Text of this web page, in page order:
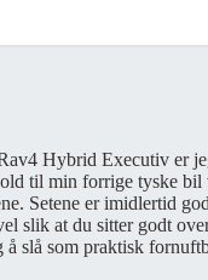
Hybrid Executiv er
til min forrige tyske
Setene er imidlertid
slik at du sitter godt
å slå som praktisk